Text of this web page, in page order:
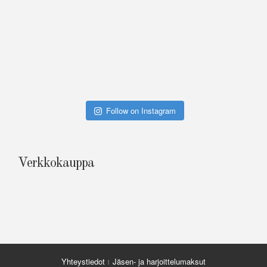
Follow on Instagram
Verkkokauppa
Yhteystiedot Jäsen- ja harjoittelumaksut